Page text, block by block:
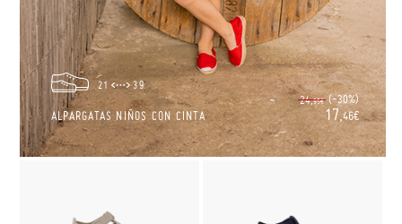
21 39
ALPARGATAS NIÑOS CON CINTA
24,95€ (-30%)
17,46€